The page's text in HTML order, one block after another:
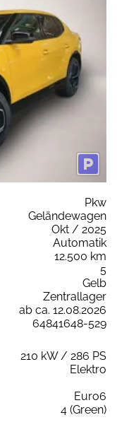
Pkw
Geländewagen
Okt / 2025
Automatik
12.500 km
5
Gelb
Zentrallager
ab ca. 12.08.2026
64841648-529
210 kW / 286 PS
Elektro
Euro6
4 (Green)